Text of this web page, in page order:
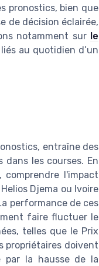
pronostics, bien que
de décision éclairée,
notamment sur le
au quotidien d’un
entraîne des
dans les courses. En
l'impact
Djema ou Ivoire
performance de ces
faire fluctuer le
telles que le Prix
propriétaires doivent
par la hausse de la